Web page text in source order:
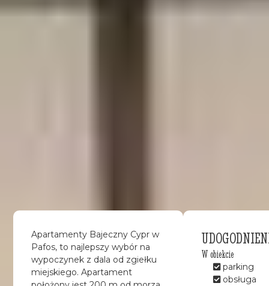
Apartamenty Bajeczny Cypr w
Pafos, to najlepszy wybór na
wypoczynek z dala od zgiełku
miejskiego. Apartament
W obiekcie
parking
obsługa